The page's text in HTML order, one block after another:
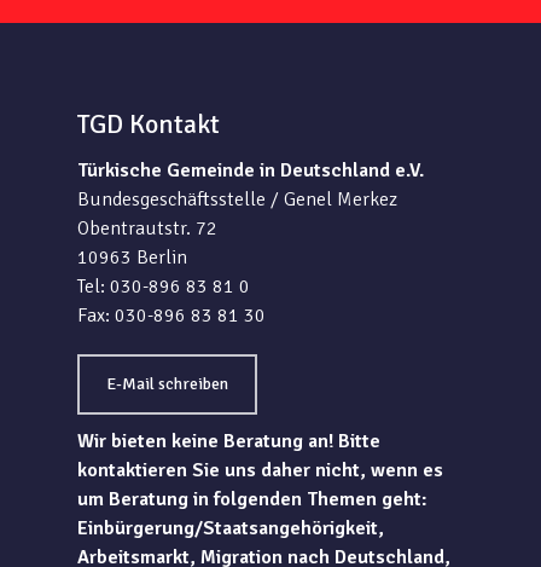
TGD Kontakt
Türkische Gemeinde in Deutschland e.V.
Bundesgeschäftsstelle / Genel Merkez
Obentrautstr. 72
10963 Berlin
Tel: 030-896 83 81 0
Fax: 030-896 83 81 30
E-Mail schreiben
Wir bieten keine Beratung an! Bitte
kontaktieren Sie uns daher nicht, wenn es
um Beratung in folgenden Themen geht:
Einbürgerung/Staatsangehörigkeit,
Arbeitsmarkt, Migration nach Deutschland,